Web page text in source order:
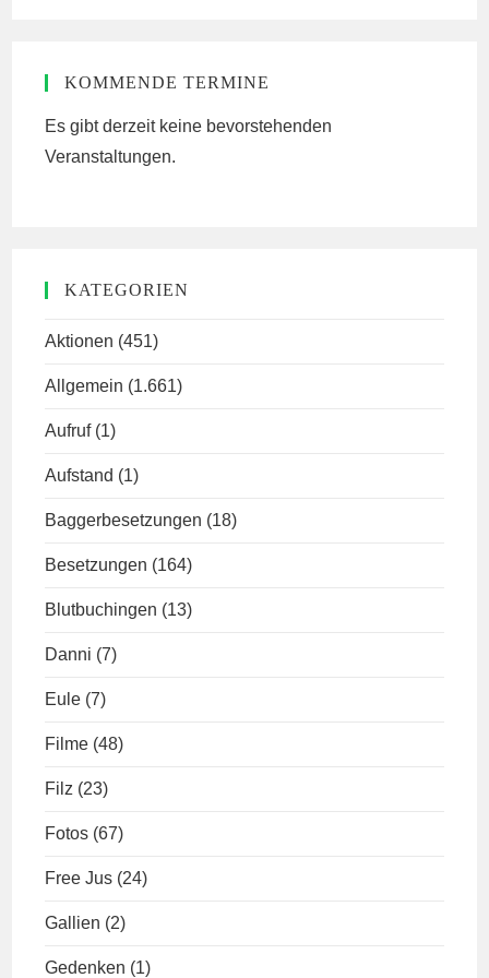
KOMMENDE TERMINE
Es gibt derzeit keine bevorstehenden
Veranstaltungen.
KATEGORIEN
Aktionen (451)
Allgemein (1.661)
Aufruf (1)
Aufstand (1)
Baggerbesetzungen (18)
Besetzungen (164)
Blutbuchingen (13)
Danni (7)
Eule (7)
Filme (48)
Filz (23)
Fotos (67)
Free Jus (24)
Gallien (2)
Gedenken (1)